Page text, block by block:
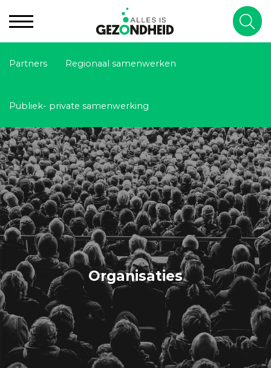
Partners Regionaal samenwerken
Publiek- private samenwerking
Organisaties